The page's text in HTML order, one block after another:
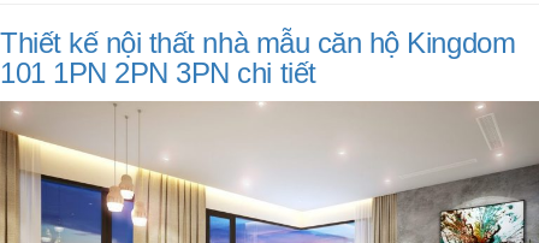
Thiết kế nội thất nhà mẫu căn hộ Kingdom
101 1PN 2PN 3PN chi tiết